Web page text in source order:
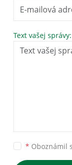
Text vašej správy:
* Oboznámil